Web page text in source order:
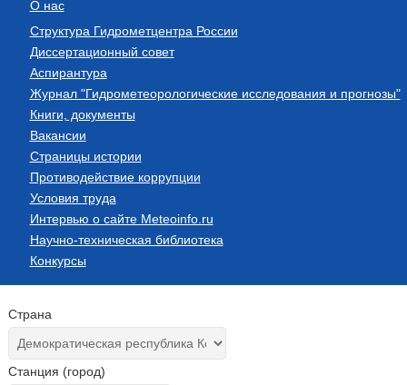
О нас
Структура Гидрометцентра России
Диссертационный совет
Аспирантура
Журнал "Гидрометеорологические исследования и прогнозы"
Книги, документы
Вакансии
Страницы истории
Противодействие коррупции
Условия труда
Интервью о сайте Meteoinfo.ru
Научно-техническая библиотека
Конкурсы
Страна
Станция (город)